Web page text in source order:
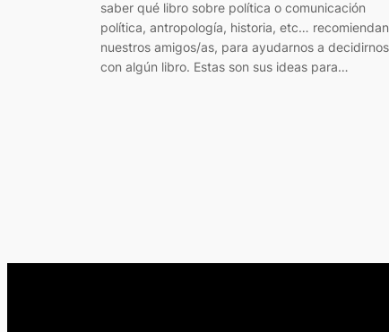
saber qué libro sobre política o comunicación
política, antropología, historia, etc… recomiendan
nuestros amigos/as, para ayudarnos a decidirnos
con algún libro. Estas son sus ideas para…